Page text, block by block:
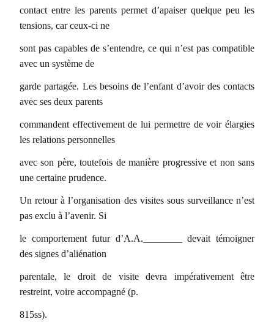
contact entre les parents permet d’apaiser quelque peu les
tensions, car ceux-ci ne
sont pas capables de s’entendre, ce qui n’est pas compatible
avec un système de
garde partagée. Les besoins de l’enfant d’avoir des contacts
avec ses deux parents
commandent effectivement de lui permettre de voir élargies
les relations personnelles
avec son père, toutefois de manière progressive et non sans
une certaine prudence.
Un retour à l’organisation des visites sous surveillance n’est
pas exclu à l’avenir. Si
le comportement futur d’A.A.________ devait témoigner
des signes d’aliénation
parentale, le droit de visite devra impérativement être
restreint, voire accompagné (p.
815ss).